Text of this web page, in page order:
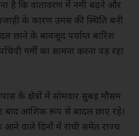
है कि वातावरण में नमी बढ़ने और
के कारण उमस की स्थिति बनी
छाने के बावजूद पर्याप्त बारिश
गर्मी का सामना करना पड़ रहा
के क्षेत्रों में सोमवार सुबह मौसम
बाद आंशिक रूप से बादल छाए रहे।
आने वाले दिनों में रांची समेत राज्य